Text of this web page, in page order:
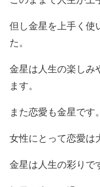
但し金星を上手く使
た。
金星は人生の楽しみ
ます。
また恋愛も金星です。
女性にとって恋愛は
金星は人生の彩りで